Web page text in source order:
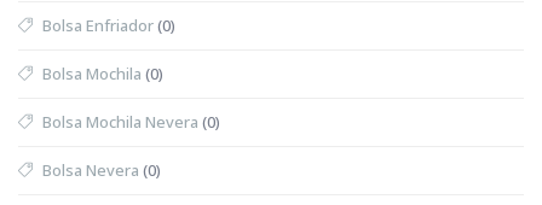
Bolsa Enfriador(0)
Bolsa Mochila (0)
Bolsa Mochila Nevera (0)
Bolsa Nevera (0)